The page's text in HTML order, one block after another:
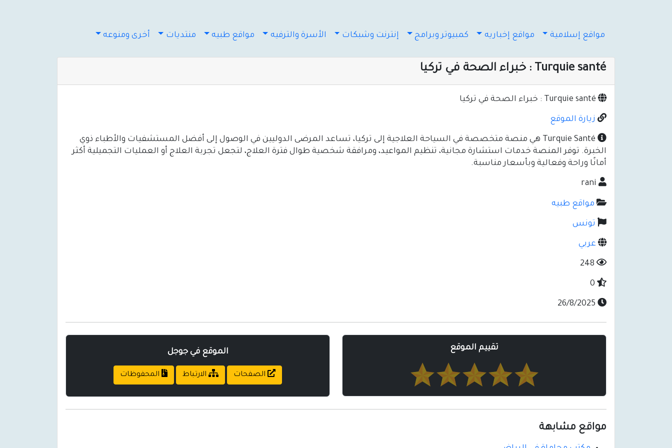
مواقع إسلامية مواقع إخباريه كمبيوتر وبرامج إنترنت وشبكات الأسرة والترفيه مواقع طبيه منتديات أخرى ومنوعه
Turquie santé : خبراء الصحة في تركيا
زيارة الموقع
Turquie Santé هي منصة متخصصة في السياحة العلاجية إلى تركيا، تساعد المرضى الدوليين في الوصول إلى أفضل المستشفيات والأطباء ذوي
الخبرة. توفر المنصة خدمات استشارة مجانية، تنظيم المواعيد، ومرافقة شخصية طوال فترة العلاج، لتجعل تجربة العلاج أو العمليات التجميلية أكثر
أمانًا وراحة وفعالية وبأسعار مناسبة.
مواقع طبيه
تونس
عربي
تقييم الموقع الموقع في جوجل
الصفحات الارتباط المحفوظات
مواقع مشابهة